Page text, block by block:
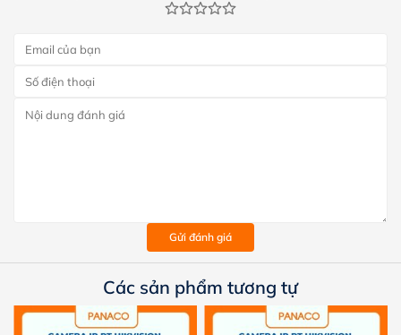
Gửi đánh giá
Các sản phẩm tương tự